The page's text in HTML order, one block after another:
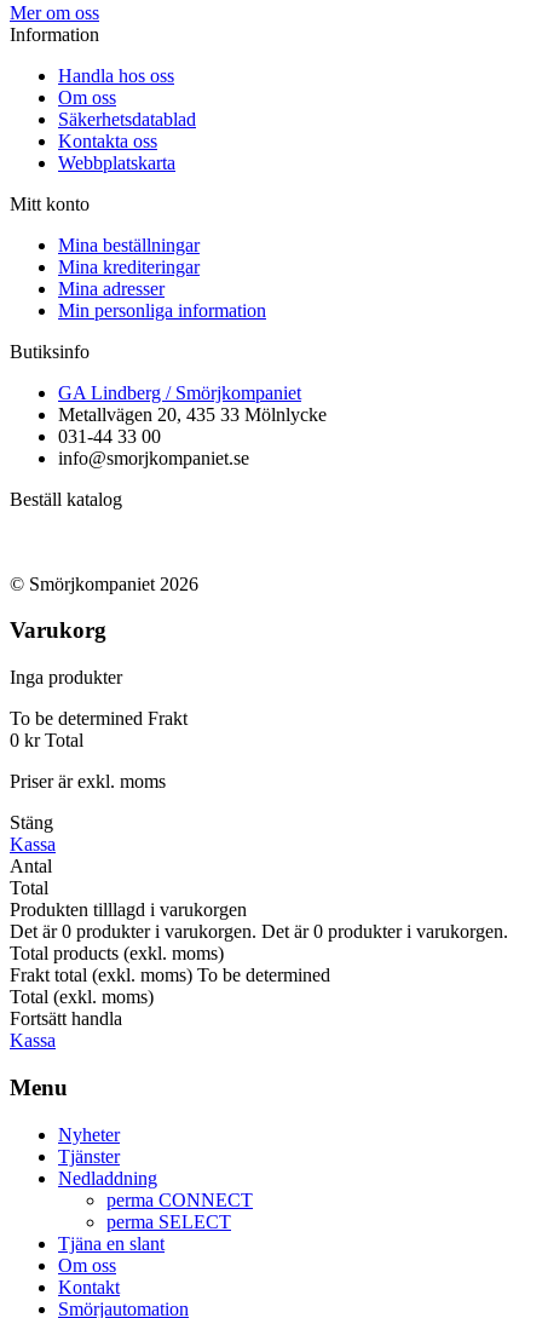
Mer om oss
Information
Handla hos oss
Om oss
Säkerhetsdatablad
Kontakta oss
Webbplatskarta
Mitt konto
Mina beställningar
Mina krediteringar
Mina adresser
Min personliga information
Butiksinfo
GA Lindberg / Smörjkompaniet
Metallvägen 20, 435 33 Mölnlycke
031-44 33 00
info@smorjkompaniet.se
Beställ katalog
© Smörjkompaniet 2026
Varukorg
Inga produkter
To be determined Frakt
0 kr Total
Priser är exkl. moms
Stäng
Kassa
Antal
Total
Produkten tilllagd i varukorgen
Det är0 produkter i varukorgen. Det är0 produkter i varukorgen.
Total products (exkl. moms)
Frakt total (exkl. moms) To be determined
Total (exkl. moms)
Fortsätt handla
Kassa
Menu
Nyheter
Tjänster
Nedladdning
perma CONNECT
perma SELECT
Tjäna en slant
Om oss
Kontakt
Smörjautomation